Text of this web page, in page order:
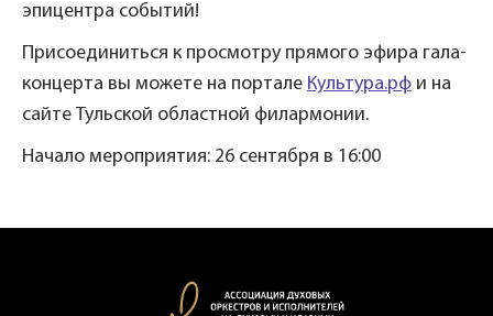
эпицентра событий!
Присоединиться к просмотру прямого эфира гала-
концерта вы можете на портале Культура.рф и на
сайте Тульской областной филармонии.
Начало мероприятия: 26 сентября в 16:00